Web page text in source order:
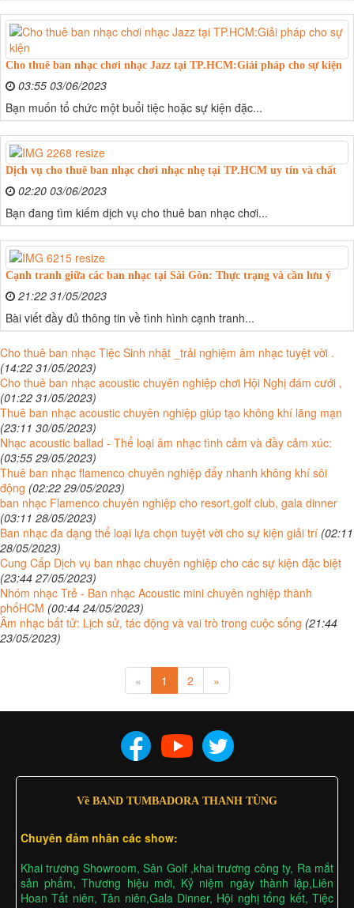
Cho thuê ban nhạc chơi nhạc Jazz tại TP.HCM:Giải pháp cho sự kiện
03:55 03/06/2023
Bạn muốn tổ chức một buổi tiệc hoặc sự kiện đặc...
Dịch vụ cho thuê ban nhạc chơi nhạc nhẹ tại TP.HCM uy tín và chất
02:20 03/06/2023
Bạn đang tìm kiếm dịch vụ cho thuê ban nhạc chơi...
Cạnh tranh giữa các ban nhạc tại Sài Gòn: Thực trạng và cần lưu ý
21:22 31/05/2023
Bài viết đầy đủ thông tin về tình hình cạnh tranh...
Cho thuê ban nhạc Tiệc Sinh nhật _trải nghiệm âm nhạc tuyệt vời .
(14:22 31/05/2023)
Cho thuê ban nhạc acoustic chuyên nghiệp chơi Hội Nghị đám cưới ,
(01:22 31/05/2023)
Thuê ban nhạc acoustic chuyên nghiệp giúp tạo không khí lãng mạn
(23:11 30/05/2023)
Nhạc acoustic ballad - Thể loại âm nhạc tình cảm và đầy cảm xúc:
(03:55 29/05/2023)
Thuê ban nhạc flamenco chuyên nghiệp đẩy nhanh không khí sôi
động (02:22 29/05/2023)
ban nhạc Flamenco chuyên nghiệp cho resort,golf club, gala dinner
(03:11 28/05/2023)
Ban nhạc đa dạng thể loại lựa chọn tuyệt vời cho sự kiện giải trí (02:11
28/05/2023)
Cung Cấp Dịch vụ ban nhạc chuyên nghiệp cho các sự kiện đặc biệt
(23:44 27/05/2023)
Nhóm nhạc Trẻ - Ban nhạc Acoustic mini chuyên nghiệp thành
phốHCM (00:44 24/05/2023)
Âm nhạc bất tử: Lịch sử, tác động và vai trò trong cuộc sống (21:44
23/05/2023)
« 1 2 »
Về BAND TUMBADORA THANH TÙNG
Chuyên đảm nhân các show:
Khai trương Showroom, Sân Golf ,khai trương công ty, Ra mắt
sản phẩm, Thương hiệu mới, Kỷ niệm ngày thành lập,Liên
Hoan Tất niên, Tân niên,Gala Dinner, Hội nghị tổng kết, Tiệc